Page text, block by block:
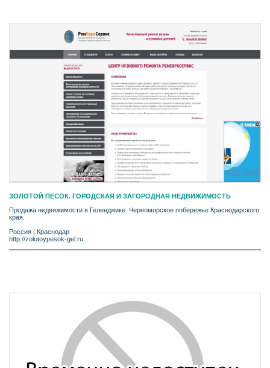
ЗОЛОТОЙ ПЕСОК. ГОРОДСКАЯ И ЗАГОРОДНАЯ НЕДВИЖИМОСТЬ
Продажа недвижимости в Геленджике. Черноморское побережье Краснодарского
края.
Россия | Краснодар
http://zolotoypesok-gel.ru